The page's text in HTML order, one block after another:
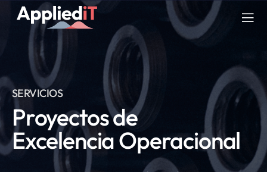
Saltar
SERVICIOS
SOLUCIONES
COMPAÑIA
SERVICIOS
Proyectos de
Excelencia Operacional